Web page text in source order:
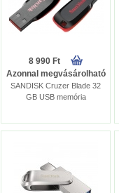
8 990 Ft
Azonnal megvásárolható
SANDISK Cruzer Blade 32
GB USB memória